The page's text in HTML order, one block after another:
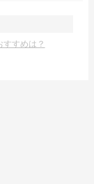
すめは？